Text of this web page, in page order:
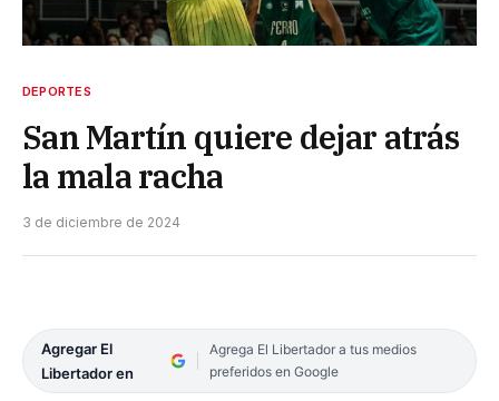
DEPORTES
San Martín quiere dejar atrás
la mala racha
3 de diciembre de 2024
Agregar El
Libertador en
Agrega El Libertador a tus medios
preferidos en Google